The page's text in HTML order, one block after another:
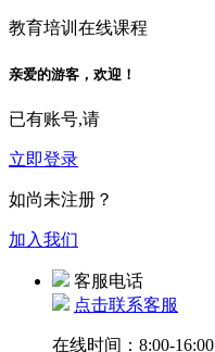
教育培训在线课程
亲爱的游客，欢迎！
已有账号,请
立即登录
如尚未注册？
加入我们
客服电话
点击联系客服
在线时间：8:00-16:00